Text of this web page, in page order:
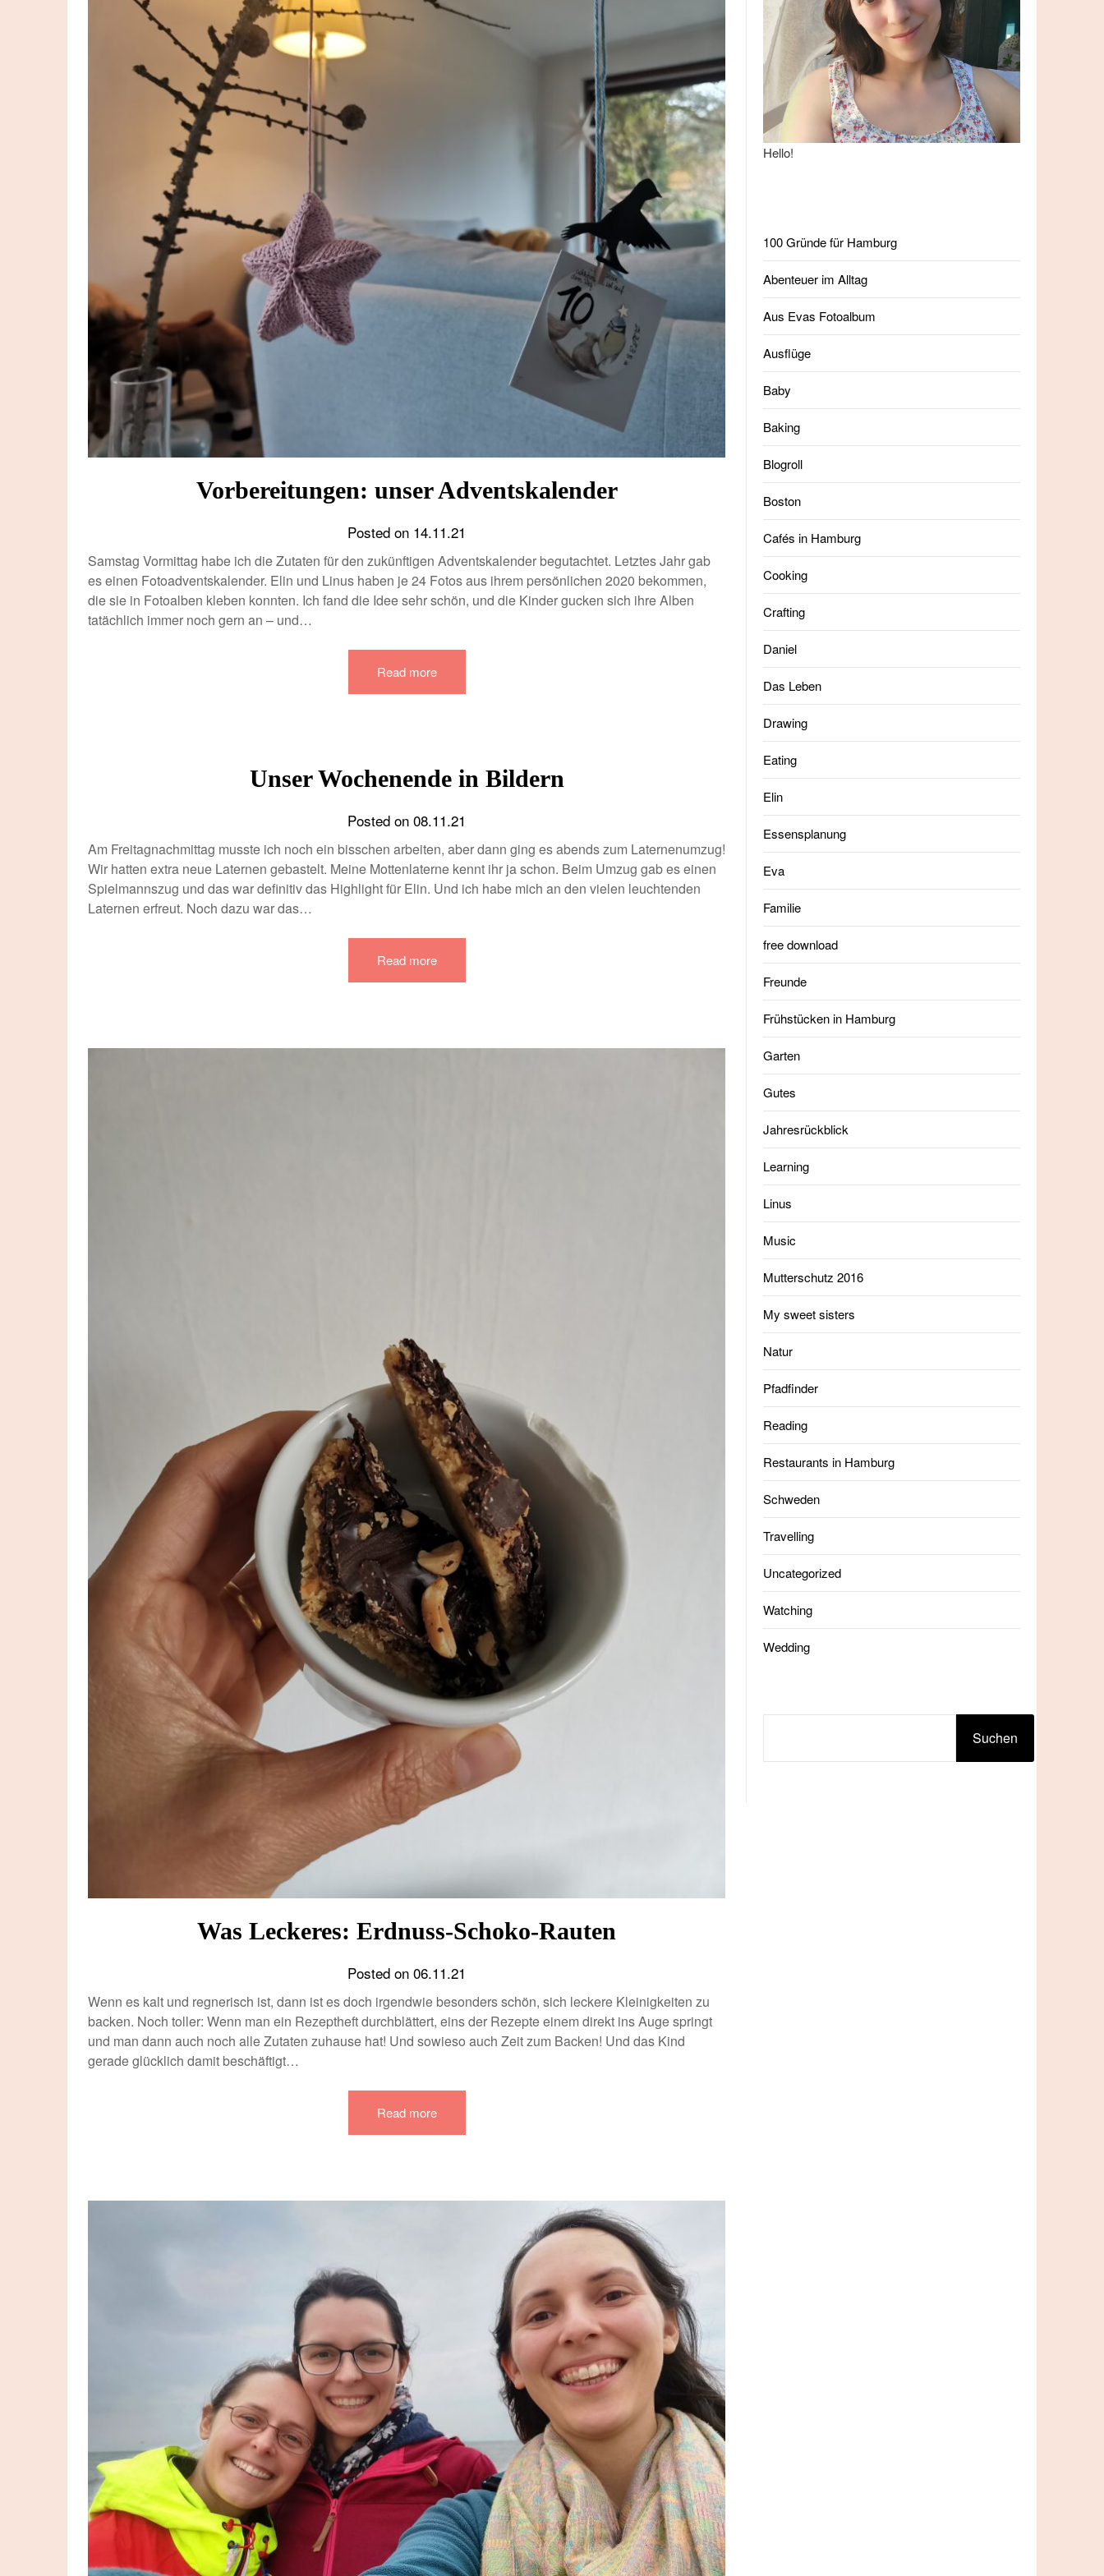
Vorbereitungen: unser Adventskalender
Posted on 14.11.21
Samstag Vormittag habe ich die Zutaten für den zukünftigen Adventskalender begutachtet. Letztes Jahr gab
es einen Fotoadventskalender. Elin und Linus haben je 24 Fotos aus ihrem persönlichen 2020 bekommen,
die sie in Fotoalben kleben konnten. Ich fand die Idee sehr schön, und die Kinder gucken sich ihre Alben
tatächlich immer noch gern an – und…
Read more
Unser Wochenende in Bildern
Posted on 08.11.21
Am Freitagnachmittag musste ich noch ein bisschen arbeiten, aber dann ging es abends zum Laternenumzug!
Wir hatten extra neue Laternen gebastelt. Meine Mottenlaterne kennt ihr ja schon. Beim Umzug gab es einen
Spielmannszug und das war definitiv das Highlight für Elin. Und ich habe mich an den vielen leuchtenden
Laternen erfreut. Noch dazu war das…
Read more
Was Leckeres: Erdnuss-Schoko-Rauten
Posted on 06.11.21
Wenn es kalt und regnerisch ist, dann ist es doch irgendwie besonders schön, sich leckere Kleinigkeiten zu
backen. Noch toller: Wenn man ein Rezeptheft durchblättert, eins der Rezepte einem direkt ins Auge springt
und man dann auch noch alle Zutaten zuhause hat! Und sowieso auch Zeit zum Backen! Und das Kind
gerade glücklich damit beschäftigt…
Read more
Hello!
100 Gründe für Hamburg
Abenteuer im Alltag
Aus Evas Fotoalbum
Ausflüge
Baby
Baking
Blogroll
Boston
Cafés in Hamburg
Cooking
Crafting
Daniel
Das Leben
Drawing
Eating
Elin
Essensplanung
Eva
Familie
free download
Freunde
Frühstücken in Hamburg
Garten
Gutes
Jahresrückblick
Learning
Linus
Music
Mutterschutz 2016
My sweet sisters
Natur
Pfadfinder
Reading
Restaurants in Hamburg
Schweden
Travelling
Uncategorized
Watching
Wedding
Suchen